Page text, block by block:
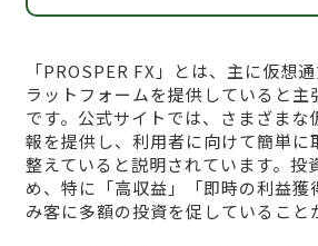
「PROSPER FX」とは、主に仮想
ラットフォームを提供していると主
です。公式サイトでは、さまざまな
報を提供し、利用者に向けて簡単に
整えていると説明されています。投
め、特に「高収益」「即時の利益獲
み客に多額の投資を促していること